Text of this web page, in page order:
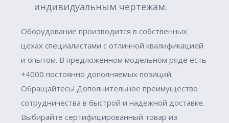
индивидуальным чертежам.
Оборудование производится в собственных
цехах специалистами с отличной квалификацией
и опытом. В предложенном модельном ряде есть
+4000 постоянно дополняемых позиций.
Обращайтесь! Дополнительное преимущество
сотрудничества в быстрой и надежной доставке.
Выбирайте сертифицированный товар из